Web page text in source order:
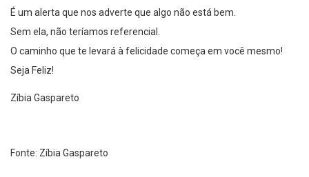
É um alerta que nos adverte que algo não está bem.
Sem ela, não teríamos referencial.
O caminho que te levará à felicidade começa em você mesmo!
Seja Feliz!
Zíbia Gaspareto
Fonte: Zíbia Gaspareto